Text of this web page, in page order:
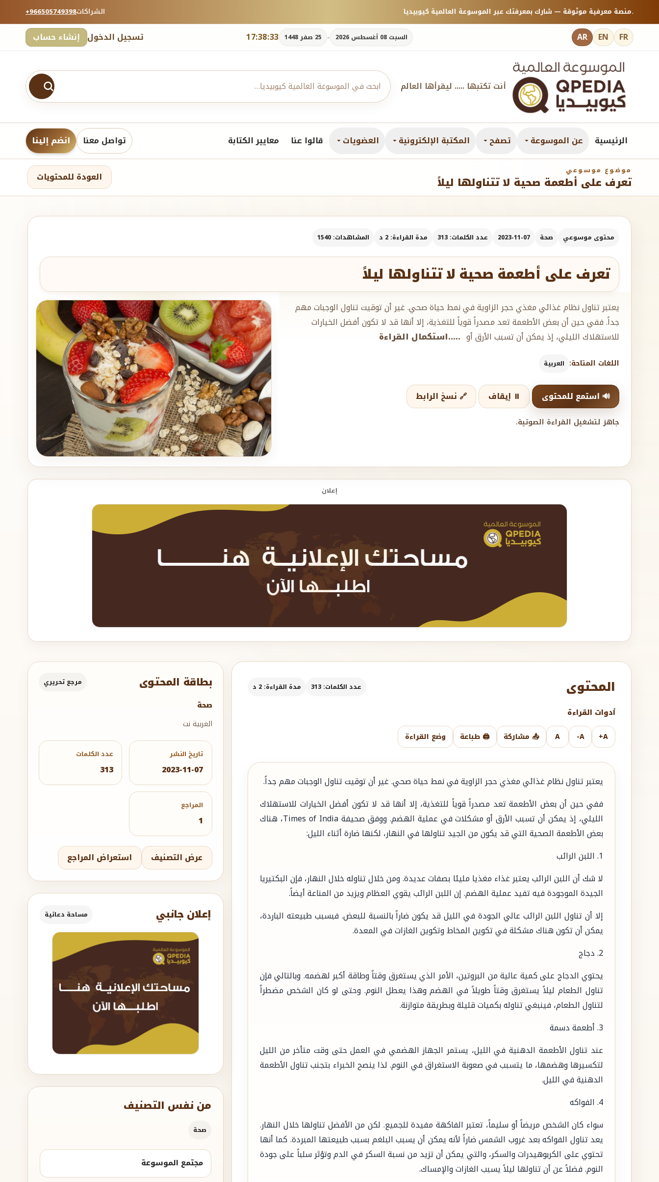
+966505749398الشراكات منصة معرفية موثوقة — شارك بمعرفتك عبر الموسوعة العالمية كيوبيديا.
تسجيل الدخول إنشاء حساب 17:38:35 السبت 08 أغسطس 2026 - 25 صفر 1448 AR EN FR
أنت تكتبها ..... ليقرأها العالم
الرئيسية عن الموسوعة تصفح المكتبة الإلكترونية العضويات قالوا عنا معايير الكتابة تواصل معنا انضم إلينا
موضوع موسوعي
تعرف على أطعمة صحية لا تتناولها ليلاً العودة للمحتويات
محتوى موسوعي صحة 2023-11-07 عدد الكلمات: 313 مدة القراءة: 2 د المشاهدات: 1540
تعرف على أطعمة صحية لا تتناولها ليلاً
يعتبر تناول نظام غذائي مغذي حجر الزاوية في نمط حياة صحي. غير أن توقيت تناول الوجبات مهم
جداً. ففي حين أن بعض الأطعمة تعد مصدراً قوياً للتغذية، إلا أنها قد لا تكون أفضل الخيارات
للاستهلاك الليلي، إذ يمكن أن تسبب الأرق أو .....استكمال القراءة
اللغات المتاحة: العربية
🔊 استمع للمحتوى ⏸️ إيقاف 🔗 نسخ الرابط
جاهز لتشغيل القراءة الصوتية.
إعلان
بطاقة المحتوى مرجع تحريري
صحة
العربية نت
تاريخ النشر
2023-11-07
عدد الكلمات
313
المراجع
1
عرض التصنيف استعراض المراجع
إعلان جانبي مساحة دعائية
من نفس التصنيف
صحة
مجتمع الموسوعة
المحتوى عدد الكلمات: 313 مدة القراءة: 2 د
أدوات القراءة
A+
A-
A 📤 مشاركة 🖨️ طباعة وضع القراءة
يعتبر تناول نظام غذائي مغذي حجر الزاوية في نمط حياة صحي. غير أن توقيت تناول الوجبات مهم جداً.
ففي حين أن بعض الأطعمة تعد مصدراً قوياً للتغذية، إلا أنها قد لا تكون أفضل الخيارات للاستهلاك
الليلي، إذ يمكن أن تسبب الأرق أو مشكلات في عملية الهضم. ووفق صحيفة Times of India، هناك
بعض الأطعمة الصحية التي قد يكون من الجيد تناولها في النهار، لكنها ضارة أثناء الليل:
1. اللبن الرائب
لا شك أن اللبن الرائب يعتبر غذاء مغذيا مليئا بصفات عديدة. ومن خلال تناوله خلال النهار، فإن البكتيريا
الجيدة الموجودة فيه تفيد عملية الهضم. إن اللبن الرائب يقوي العظام ويزيد من المناعة أيضاً.
إلا أن تناول اللبن الرائب عالي الجودة في الليل قد يكون ضاراً بالنسبة للبعض. فبسبب طبيعته الباردة،
يمكن أن تكون هناك مشكلة في تكوين المخاط وتكوين الغازات في المعدة.
2. دجاج
يحتوي الدجاج على كمية عالية من البروتين، الأمر الذي يستغرق وقتاً وطاقة أكبر لهضمه. وبالتالي فإن
تناول الطعام ليلاً يستغرق وقتاً طويلاً في الهضم وهذا يعطل النوم. وحتى لو كان الشخص مضطراً
لتناول الطعام، فينبغي تناوله بكميات قليلة وبطريقة متوازنة.
3. أطعمة دسمة
عند تناول الأطعمة الدهنية في الليل، يستمر الجهاز الهضمي في العمل حتى وقت متأخر من الليل
لتكسيرها وهضمها، ما يتسبب في صعوبة الاستغراق في النوم. لذا ينصح الخبراء بتجنب تناول الأطعمة
الدهنية في الليل.
4. الفواكه
سواء كان الشخص مريضاً أو سليماً، تعتبر الفاكهة مفيدة للجميع. لكن من الأفضل تناولها خلال النهار.
يعد تناول الفواكه بعد غروب الشمس ضاراً لأنه يمكن أن يسبب البلغم بسبب طبيعتها المبردة. كما أنها
تحتوي على الكربوهيدرات والسكر، والتي يمكن أن تزيد من نسبة السكر في الدم وتؤثر سلباً على جودة
النوم. فضلاً عن أن تناولها ليلاً يسبب الغازات والإمساك.